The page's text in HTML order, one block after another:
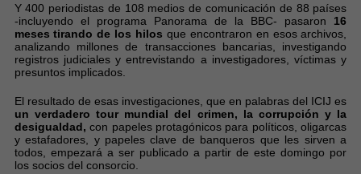
Y 400 periodistas de 108 medios de comunicación de 88 países
-incluyendo el programa Panorama de la BBC- pasaron 16
meses tirando de los hilos que encontraron en esos archivos,
analizando millones de transacciones bancarias, investigando
registros judiciales y entrevistando a investigadores, víctimas y
presuntos implicados.
El resultado de esas investigaciones, que en palabras del ICIJ es
un verdadero tour mundial del crimen, la corrupción y la
desigualdad, con papeles protagónicos para políticos, oligarcas
y estafadores, y papeles clave de banqueros que les sirven a
todos, empezará a ser publicado a partir de este domingo por
los socios del consorcio.